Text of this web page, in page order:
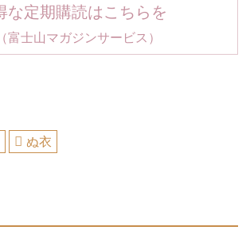
な定期購読はこちらを
士山マガジンサービス）
ぬ衣